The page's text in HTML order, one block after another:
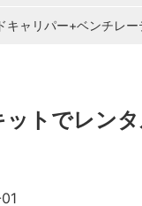
キャリパー+ベンチレ
トでレン